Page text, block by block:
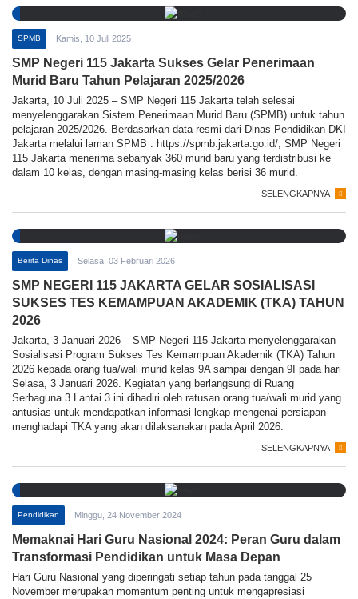
SPMB Kamis, 10 Juli 2025
SMP Negeri 115 Jakarta Sukses Gelar Penerimaan
Murid Baru Tahun Pelajaran 2025/2026
Jakarta, 10 Juli 2025 – SMP Negeri 115 Jakarta telah selesai
menyelenggarakan Sistem Penerimaan Murid Baru (SPMB) untuk tahun
pelajaran 2025/2026. Berdasarkan data resmi dari Dinas Pendidikan DKI
Jakarta melalui laman SPMB : https://spmb.jakarta.go.id/, SMP Negeri
115 Jakarta menerima sebanyak 360 murid baru yang terdistribusi ke
dalam 10 kelas, dengan masing-masing kelas berisi 36 murid.
SELENGKAPNYA
Berita Dinas Selasa, 03 Februari 2026
SMP NEGERI 115 JAKARTA GELAR SOSIALISASI
SUKSES TES KEMAMPUAN AKADEMIK (TKA) TAHUN
2026
Jakarta, 3 Januari 2026 – SMP Negeri 115 Jakarta menyelenggarakan
Sosialisasi Program Sukses Tes Kemampuan Akademik (TKA) Tahun
2026 kepada orang tua/wali murid kelas 9A sampai dengan 9I pada hari
Selasa, 3 Januari 2026. Kegiatan yang berlangsung di Ruang
Serbaguna 3 Lantai 3 ini dihadiri oleh ratusan orang tua/wali murid yang
antusias untuk mendapatkan informasi lengkap mengenai persiapan
menghadapi TKA yang akan dilaksanakan pada April 2026.
SELENGKAPNYA
Pendidikan Minggu, 24 November 2024
Memaknai Hari Guru Nasional 2024: Peran Guru dalam
Transformasi Pendidikan untuk Masa Depan
Hari Guru Nasional yang diperingati setiap tahun pada tanggal 25
November merupakan momentum penting untuk mengapresiasi